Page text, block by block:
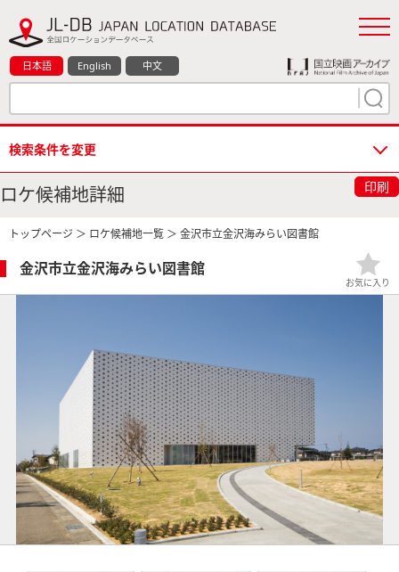
日本語 English 中文
検索条件を変更
ロケ候補地詳細 印刷
トップページ ＞ ロケ候補地一覧 ＞ 金沢市立金沢海みらい図書館
金沢市立金沢海みらい図書館
お気に入り